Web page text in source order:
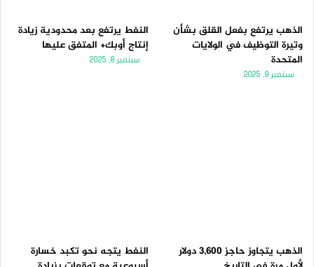
الذهب يرتفع بفعل القلق بشأن
وتيرة التوظيف في الولايات
المتحدة
سبتمبر 9, 2025
النفط يرتفع بعد محدودية زيادة
إنتاج أوبك+ المتفق عليها
سبتمبر 8, 2025
الذهب يتجاوز حاجز 3,600 دولار
النفط يتجه نحو تكبد خسارة